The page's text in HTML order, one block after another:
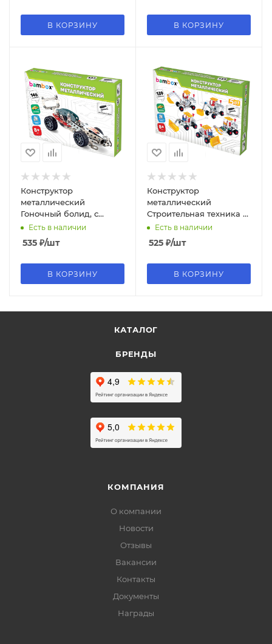
В КОРЗИНУ В КОРЗИНУ
Конструктор
металлический
Гоночный болид, с
подвижными деталями,
146 элементов, BAMBOX,
666365
Есть в наличии
535 ₽/шт
В КОРЗИНУ
Конструктор
металлический
Строительная техника 5
в 1, подвижные детали,
139 элементов, 666370
Есть в наличии
525 ₽/шт
В КОРЗИНУ
КАТАЛОГ
БРЕНДЫ
КОМПАНИЯ
О компании
Новости
Отзывы
Вакансии
Контакты
Документы
Награды